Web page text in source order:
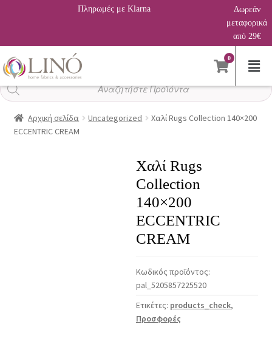
Πληρωμές με Klarna
Δωρεάν
μεταφορικά
από 29€
0
Αναζήτηση
προϊόντων
Αρχική σελίδα Uncategorized
Χαλί Rugs Collection 140×200
ECCENTRIC CREAM
Χαλί Rugs
Collection
140×200
ECCENTRIC
CREAM
Κωδικός προϊόντος:
pal_5205857225520
Ετικέτες: products_check,
Προσφορές